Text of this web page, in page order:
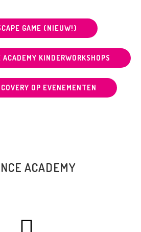
GAME (NIEUW!)
ACADEMY KINDERWORKSHOPS
OP EVENEMENTEN
ACADEMY